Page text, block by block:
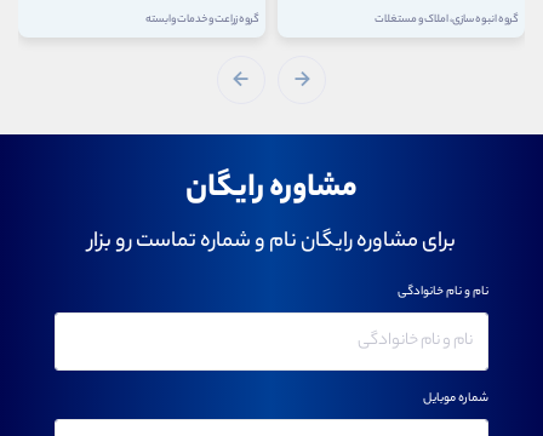
گروه انبوه سازی، املاک و مستغلات گروه زراعت و خدمات وابسته
مشاوره رایگان
برای مشاوره رایگان نام و شماره تماست رو بزار
نام و نام خانوادگی
شماره موبایل